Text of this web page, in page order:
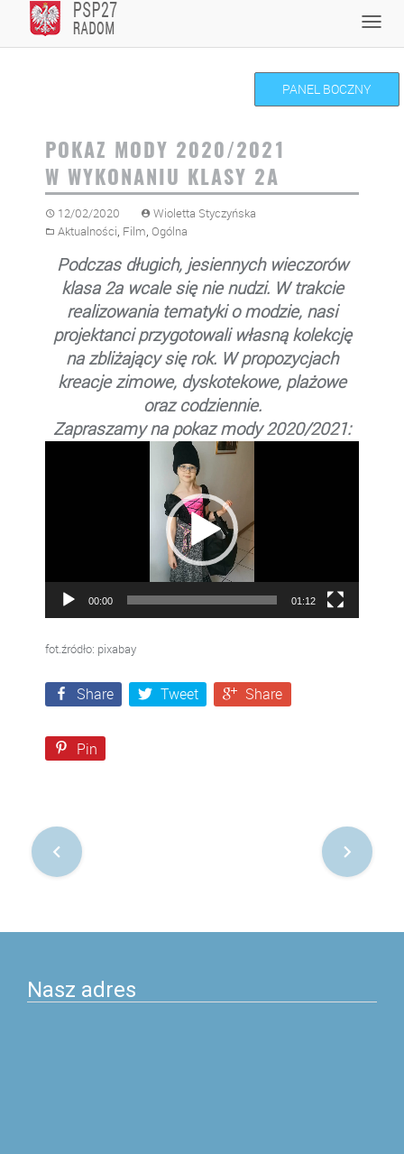
content
PANEL BOCZNY
POKAZ MODY 2020/2021
W WYKONANIU KLASY 2A
12/02/2020
Wioletta Styczyńska
Aktualności, Film, Ogólna
Podczas długich, jesiennych wieczorów
klasa 2a wcale się nie nudzi.W trakcie
realizowania tematyki o modzie, nasi
projektanci przygotowali własną kolekcję
na zbliżający się rok. W propozycjach
kreacje zimowe, dyskotekowe, plażowe
oraz codziennie.
Zapraszamy na pokaz mody 2020/2021:
00:00 01:12
fot.źródło: pixabay
Share Tweet Share
Pin
Nawigacja
postach
Nasz adres